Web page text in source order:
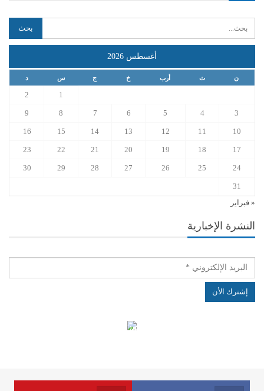
أغسطس 2026
ن ث أرب خ ج س د
1
2
3
4
5
6
7
8
9
10
11
12
13
14
15
16
17
18
19
20
21
22
23
24
25
26
27
28
29
30
31
« فبراير
النشرة الإخبارية
الهياكل الخاضعة لقانون النفاذ إلى المعلومة